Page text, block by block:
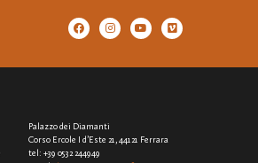
Palazzo dei Diamanti
Corso Ercole I d’Este 21, 44121 Ferrara
tel: +39 0532 244949